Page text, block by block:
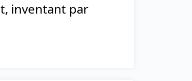
inventant par